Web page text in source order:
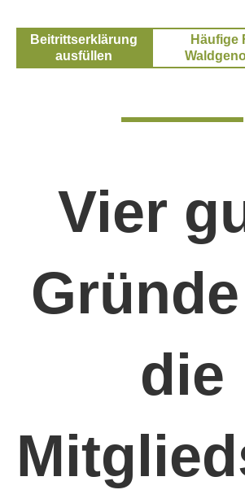
Beitrittserklärung
ausfüllen
Häufige
Vier
die